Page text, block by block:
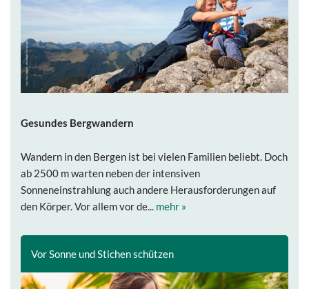
Gesundes Bergwandern
Wandern in den Bergen ist bei vielen Familien beliebt. Doch
ab 2500 m warten neben der intensiven
Sonneneinstrahlung auch andere Herausforderungen auf
den Körper. Vor allem vor de... mehr »
Vor Sonne und Stichen schützen